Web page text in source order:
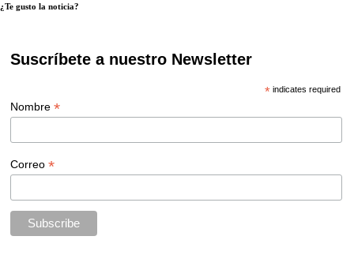
¿Te gusto la noticia?
Suscríbete a nuestro Newsletter
*indicates required
Nombre*
Correo*